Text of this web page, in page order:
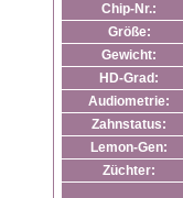
Chip-Nr.:
Größe:
Gewicht:
HD-Grad:
Audiometrie:
Zahnstatus:
Lemon-Gen:
Züchter: